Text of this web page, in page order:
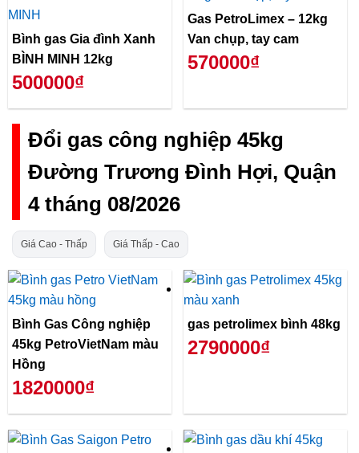
Bình gas Gia đình Xanh
BÌNH MINH 12kg
500000₫
Gas PetroLimex – 12kg
Van chụp, tay cam
570000₫
Đổi gas công nghiệp 45kg
Đường Trương Đình Hợi, Quận
4 tháng 08/2026
Giá Cao - Thấp Giá Thấp - Cao
Bình Gas Công nghiệp
45kg PetroVietNam màu
Hồng
1820000₫
gas petrolimex bình 48kg
2790000₫